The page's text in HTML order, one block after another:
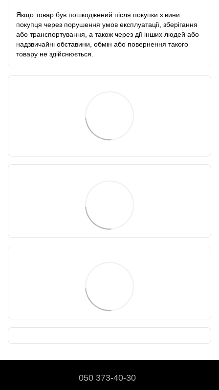
Якщо товар був пошкоджений після покупки з вини
покупця через порушення умов експлуатації, зберігання
або транспортування, а також через дії інших людей або
надзвичайні обставини, обмін або повернення такого
товару не здійснюється.
050 373-40-30